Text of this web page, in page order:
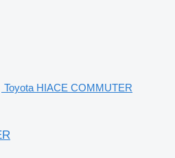
Toyota HIACE COMMUTER